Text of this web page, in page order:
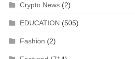
Crypto News(2)
EDUCATION (505)
Fashion (2)